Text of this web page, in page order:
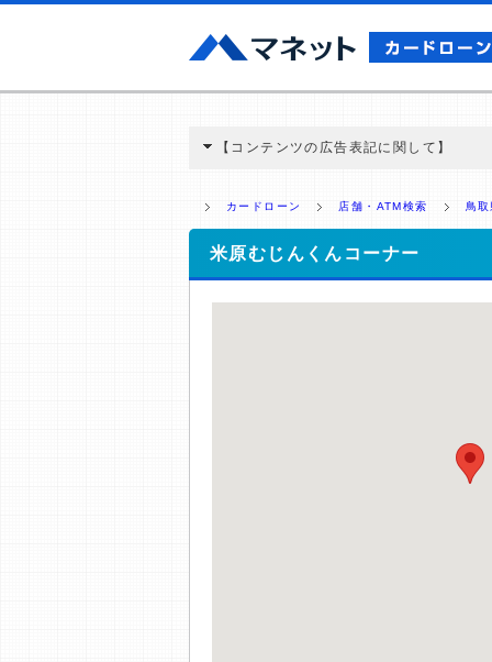
【コンテンツの広告表記に関して】
ミ収集などに基づき、公平性を担保した情
>提携企業一覧
カードローン 店舗・ATM検索 鳥
米原むじんくんコーナー